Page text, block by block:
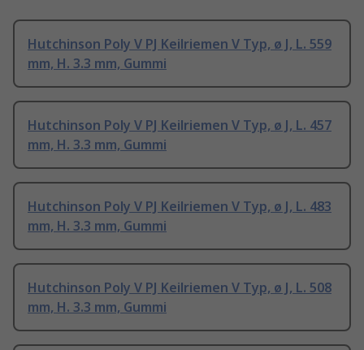
Hutchinson Poly V PJ Keilriemen V Typ, ø J, L. 559
mm, H. 3.3 mm, Gummi
Hutchinson Poly V PJ Keilriemen V Typ, ø J, L. 457
mm, H. 3.3 mm, Gummi
Hutchinson Poly V PJ Keilriemen V Typ, ø J, L. 483
mm, H. 3.3 mm, Gummi
Hutchinson Poly V PJ Keilriemen V Typ, ø J, L. 508
mm, H. 3.3 mm, Gummi